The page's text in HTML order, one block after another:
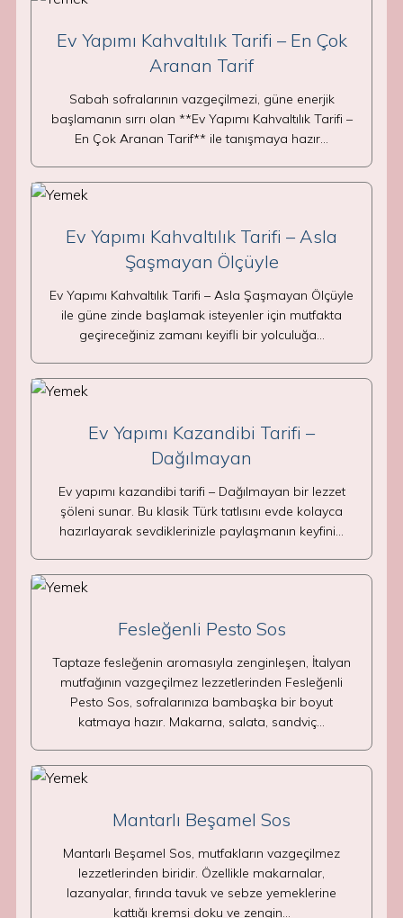
Ev Yapımı Kahvaltılık Tarifi – En Çok
Aranan Tarif
Sabah sofralarının vazgeçilmezi, güne enerjik
başlamanın sırrı olan **Ev Yapımı Kahvaltılık Tarifi –
En Çok Aranan Tarif** ile tanışmaya hazır…
Ev Yapımı Kahvaltılık Tarifi – Asla
Şaşmayan Ölçüyle
Ev Yapımı Kahvaltılık Tarifi – Asla Şaşmayan Ölçüyle
ile güne zinde başlamak isteyenler için mutfakta
geçireceğiniz zamanı keyifli bir yolculuğa…
Ev Yapımı Kazandibi Tarifi –
Dağılmayan
Ev yapımı kazandibi tarifi – Dağılmayan bir lezzet
şöleni sunar. Bu klasik Türk tatlısını evde kolayca
hazırlayarak sevdiklerinizle paylaşmanın keyfini…
Fesleğenli Pesto Sos
Taptaze fesleğenin aromasıyla zenginleşen, İtalyan
mutfağının vazgeçilmez lezzetlerinden Fesleğenli
Pesto Sos, sofralarınıza bambaşka bir boyut
katmaya hazır. Makarna, salata, sandviç…
Mantarlı Beşamel Sos
Mantarlı Beşamel Sos, mutfakların vazgeçilmez
lezzetlerinden biridir. Özellikle makarnalar,
lazanyalar, fırında tavuk ve sebze yemeklerine
kattığı kremsi doku ve zengin…